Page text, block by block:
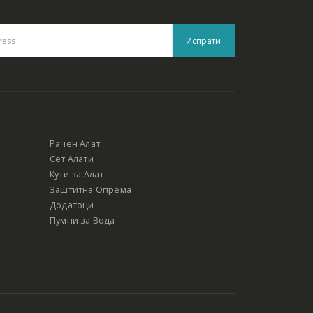
Рачен Алат
Сет Алати
Кути за Алат
Заштитна Опрема
Додатоци
Пумпи за Вода